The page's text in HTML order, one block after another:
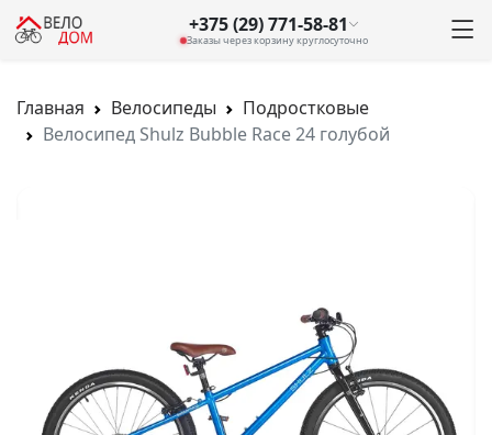
+375 (29) 771-58-81
Заказы через корзину круглосуточно
Главная Велосипеды
Подростковые
Велосипед Shulz Bubble Race 24 голубой